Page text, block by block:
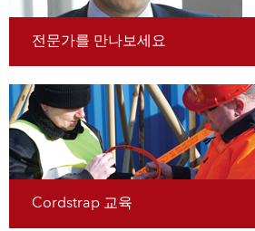
전문가를 만나보세요
Cordstrap 교육